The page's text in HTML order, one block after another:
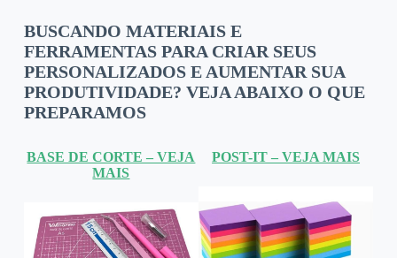
BUSCANDO MATERIAIS E
FERRAMENTAS PARA CRIAR SEUS
PERSONALIZADOS E AUMENTAR SUA
PRODUTIVIDADE? VEJA ABAIXO O QUE
PREPARAMOS
BASE DE CORTE – VEJA
MAIS
POST-IT – VEJA MAIS